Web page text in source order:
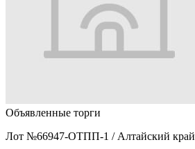
Объявленные торги
Лот №66947-ОТПП-1 / Алтайский край